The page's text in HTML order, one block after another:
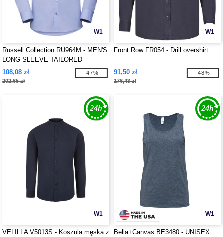
W1
Russell Collection RU964M - MEN'S
LONG SLEEVE TAILORED
CONTRAST HERRINGBONE SHIRT
108,08 zł
202,65 zł
-47%
W1
Front Row FR054 - Drill overshirt
91,50 zł
176,43 zł
-48%
W1
VELILLA V5013S - Koszula męska z
W1
Bella+Canvas BE3480 - UNISEX